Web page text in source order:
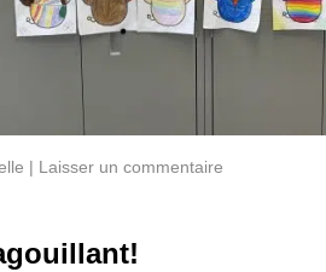
| Laisser un commentaire